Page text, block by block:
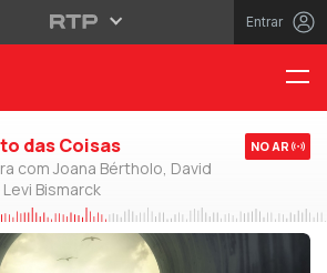
Entrar
das Coisas
com Joana Bértholo, David
Bismarck
NO AR